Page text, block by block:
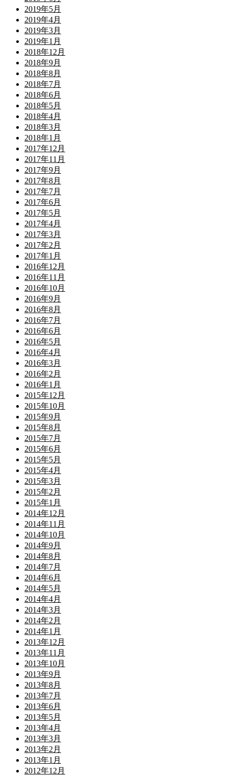
2019年5月
2019年4月
2019年3月
2019年1月
2018年12月
2018年9月
2018年8月
2018年7月
2018年6月
2018年5月
2018年4月
2018年3月
2018年1月
2017年12月
2017年11月
2017年9月
2017年8月
2017年7月
2017年6月
2017年5月
2017年4月
2017年3月
2017年2月
2017年1月
2016年12月
2016年11月
2016年10月
2016年9月
2016年8月
2016年7月
2016年6月
2016年5月
2016年4月
2016年3月
2016年2月
2016年1月
2015年12月
2015年10月
2015年9月
2015年8月
2015年7月
2015年6月
2015年5月
2015年4月
2015年3月
2015年2月
2015年1月
2014年12月
2014年11月
2014年10月
2014年9月
2014年8月
2014年7月
2014年6月
2014年5月
2014年4月
2014年3月
2014年2月
2014年1月
2013年12月
2013年11月
2013年10月
2013年9月
2013年8月
2013年7月
2013年6月
2013年5月
2013年4月
2013年3月
2013年2月
2013年1月
2012年12月